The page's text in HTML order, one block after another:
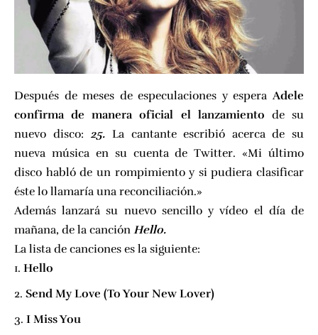
Después de meses de especulaciones y espera Adele
confirma de manera oficial el lanzamiento de su
nuevo disco: 25. La cantante escribió acerca de su
nueva música en su cuenta de Twitter. «Mi último
disco habló de un rompimiento y si pudiera clasificar
éste lo llamaría una reconciliación.»
Además lanzará su nuevo sencillo y vídeo el día de
mañana, de la canción Hello.
La lista de canciones es la siguiente:
Hello
Send My Love (To Your New Lover)
I Miss You